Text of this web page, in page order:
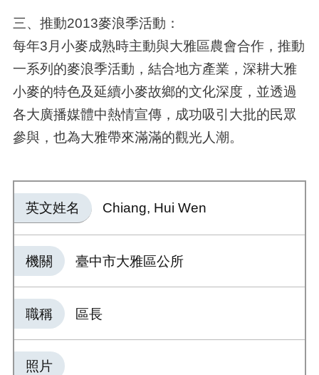
三、推動2013麥浪季活動：
每年3月小麥成熟時主動與大雅區農會合作，推動
一系列的麥浪季活動，結合地方產業，深耕大雅
小麥的特色及延續小麥故鄉的文化深度，並透過
各大廣播媒體中熱情宣傳，成功吸引大批的民眾
參與，也為大雅帶來滿滿的觀光人潮。
英文姓名 Chiang, Hui Wen
機關 臺中市大雅區公所
職稱 區長
照片